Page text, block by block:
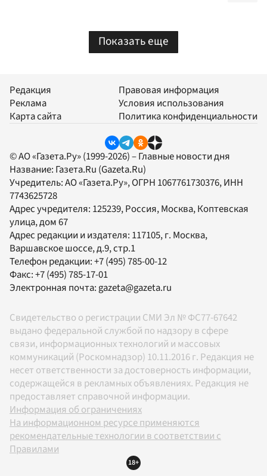
Показать еще
Редакция
Реклама
Карта сайта
Правовая информация
Условия использования
Политика конфиденциальности
© АО «Газета.Ру» (1999-2026) – Главные новости дня
Название: Газета.Ru (Gazeta.Ru)
Учредитель:АО «Газета.Ру», ОГРН 1067761730376, ИНН
7743625728
Адрес учредителя: 125239, Россия, Москва, Коптевская
улица, дом 67
Адрес редакции и издателя: 117105, г. Москва,
Варшавское шоссе, д.9, стр.1
Телефон редакции:+7 (495) 785-00-12
Факс:+7 (495) 785-17-01
Электронная почта: gazeta@gazeta.ru
Свидетельство о регистрации СМИ Эл № ФС77-67642
выдано федеральной службой по надзору в сфере
связи, информационных технологий и массовых
коммуникаций (Роскомнадзор) 10.11.2016 г. Редакция не
несет ответственности за достоверность информации,
содержащейся в рекламных объявлениях. Редакция не
предоставляет справочной информации.
Информация об ограничениях
На информационном ресурсе применяются
рекомендательные технологии в соответствии с
Правилами
18+